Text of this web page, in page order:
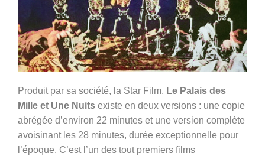
Produit par sa société, la Star Film, Le Palais des
Mille et Une Nuits existe en deux versions : une copie
abrégée d’environ 22 minutes et une version complète
avoisinant les 28 minutes, durée exceptionnelle pour
l’époque. C’est l’un des tout premiers films